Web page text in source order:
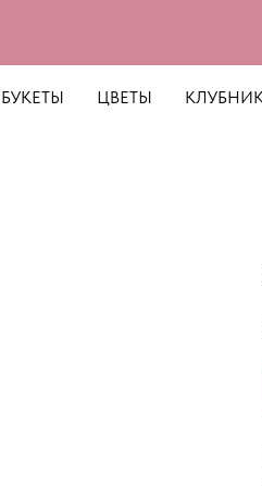
БУКЕТЫ ЦВЕТЫ